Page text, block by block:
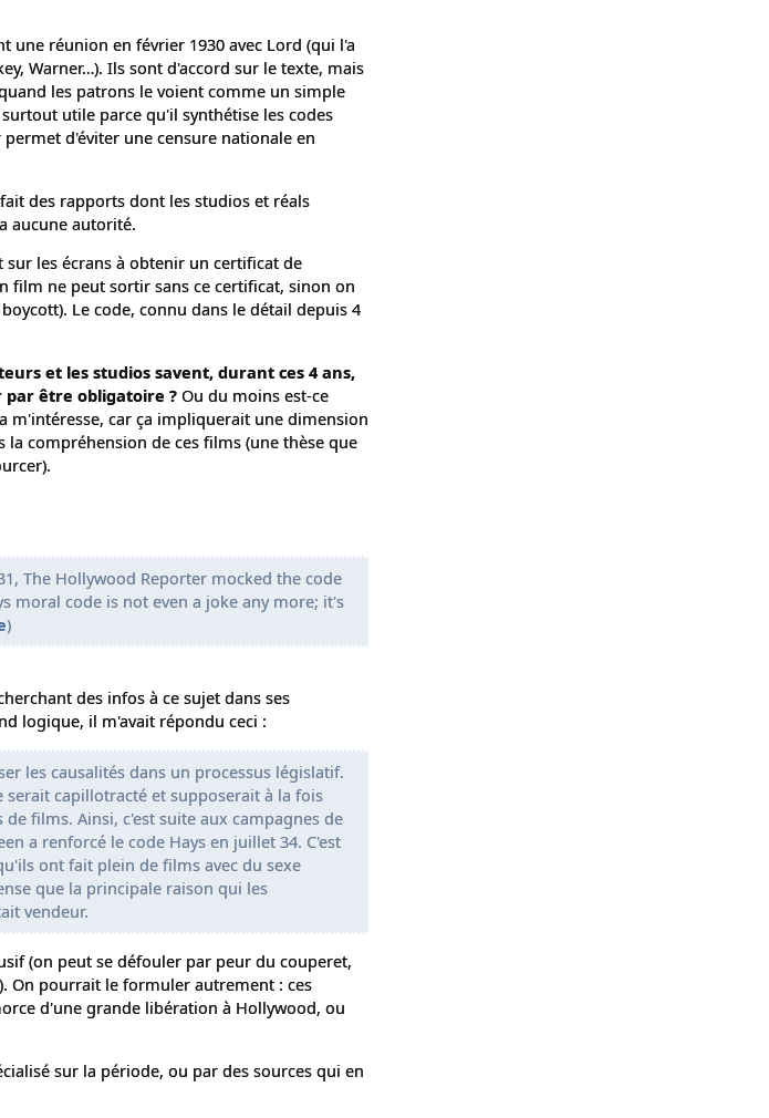
réunion en février 1930 avec Lord (qui l'a
Warner…). Ils sont d'accord sur le texte, mais
les patrons le voient comme un simple
utile parce qu'il synthétise les codes
d'éviter une censure nationale en
des rapports dont les studios et réals
aucune autorité.
les écrans à obtenir un certificat de
film ne peut sortir sans ce certificat, sinon on
Le code, connu dans le détail depuis 4
et les studios savent, durant ces 4 ans,
par être obligatoire ? Ou du moins est-ce
m'intéresse, car ça impliquerait une dimension
compréhension de ces films (une thèse que
The Hollywood Reporter mocked the code
moral code is not even a joke any more; it's
)
des infos à ce sujet dans ses
logique, il m'avait répondu ceci :
les causalités dans un processus législatif.
serait capillotracté et supposerait à la fois
films. Ainsi, c'est suite aux campagnes de
a renforcé le code Hays en juillet 34. C'est
ont fait plein de films avec du sexe
que la principale raison qui les
vendeur.
(on peut se défouler par peur du couperet,
On pourrait le formuler autrement : ces
d'une grande libération à Hollywood, ou
sur la période, ou par des sources qui en